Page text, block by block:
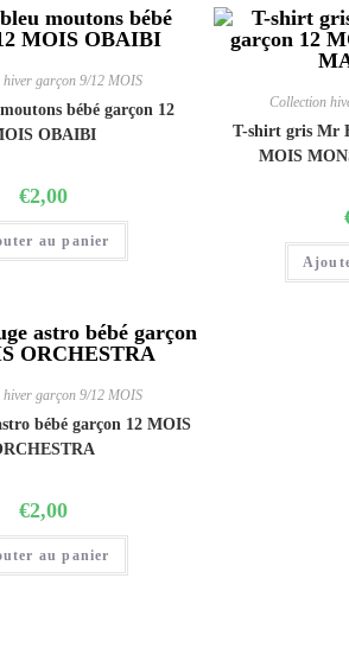
hiver garçon 9/12 MOIS
bébé garçon 12
OBAIBI
€2,00
au panier
Collection
T-shirt gris Mr
MOIS
hiver garçon 9/12 MOIS
bébé garçon 12 MOIS
€2,00
au panier